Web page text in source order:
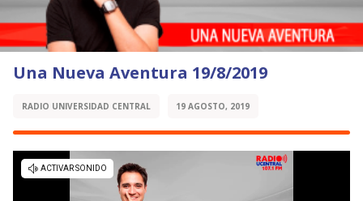
Una Nueva Aventura 19/8/2019
RADIO UNIVERSIDAD CENTRAL 19 AGOSTO, 2019